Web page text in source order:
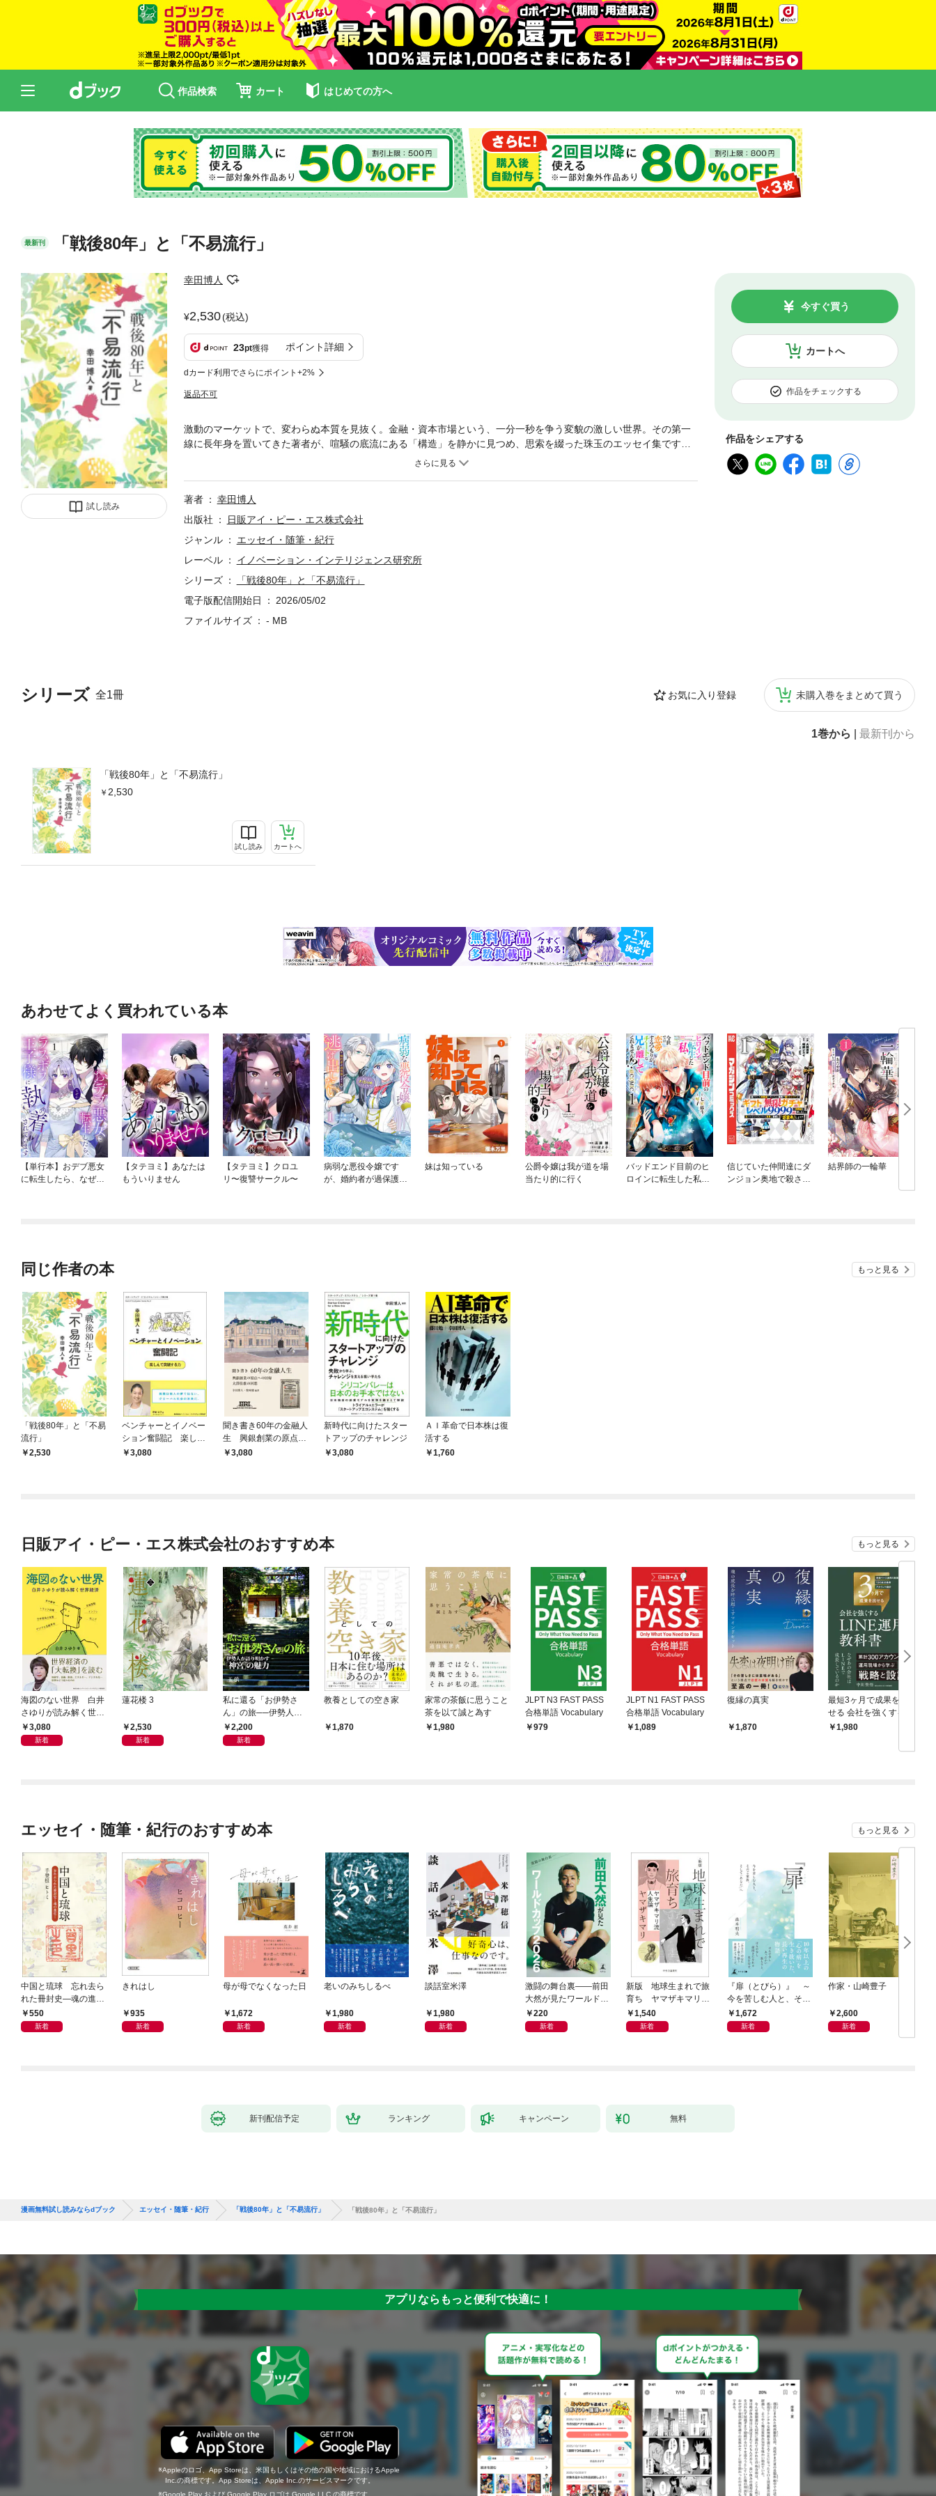
作品検索 カート はじめての方へ
最新刊 「戦後80年」と「不易流行」
試し読み
幸田博人
2,530(税込)
23pt獲得 ポイント詳細
dカード利用でさらにポイント+2%
返品不可
カートへ
今すぐ買う
作品をチェックする
作品をシェアする
シリーズ 全1冊 お気に入り登録 未購入巻をまとめて買う
1巻から 最新刊から
「戦後80年」と「不易流行」
2,530
試し読み カートへ
激動のマーケットで、変わらぬ本質を見抜く。金融・資本市場という、一分一秒を争う変貌の激しい世界。その第一
線に長年身を置いてきた著者が、喧騒の底流にある「構造」を静かに見つめ、思索を綴った珠玉のエッセイ集です。
本書の軸となるのは、俳聖・松尾芭蕉が唱えた理念「不易流行（ふえきりゅうこう）」。 目まぐるしく変化する「流
東洋の俳諧精神が交差する、知の地平です。金融・資本市場の第一線に身を置いてきた著者が、歴史、経済論、名著
を取り上げながら、読者に対して「変わるべきもの」と「守るべきもの」を問いかけます。金融・経済のプロフェッ
長を志す日本への確かな示唆が詰まった一冊です。【本書の構成】第1章「学び」の意味と意義から考える第2章 身辺
雑記から考える第3章「記憶」と「記録」から考える第4章 ＳＮＳの意味することから考える第5章「学ばれる？」立
場の日本を考える第6章 雑感から
著者
幸田博人
出版社
日販アイ・ピー・エス株式会社
ジャンル
エッセイ・随筆・紀行
レーベル
イノベーション・インテリジェンス研究所
シリーズ
「戦後80年」と「不易流行」
電子版配信開始日
2026/05/02
ファイルサイズ
- MB
あわせてよく買われている本
【単行本】おデブ悪女
に転生したら、なぜか
【タテヨミ】あなたは
もういりません
【タテヨミ】クロユ
リ〜復讐サークル〜
病弱な悪役令嬢です
が、婚約者が過保護す
妹は知っている
公爵令嬢は我が道を場
当たり的に行く
バッドエンド目前のヒ
ロインに転生した私、
信じていた仲間達にダ
ンジョン奥地で殺され
結界師の一輪華
同じ作者の本 もっと見る
「戦後80年」と「不易
流行」
2,530
ベンチャーとイノベー
ション奮闘記 楽しん
で突破する力
3,080
聞き書き60年の金融人
生 興銀創業の原点へ
の回帰 大澤佳雄の回
3,080
新時代に向けたスター
トアップのチャレンジ
3,080
ＡＩ革命で日本株は復
活する
1,760
日販アイ・ピー・エス株式会社のおすすめ本 もっと見る
海図のない世界 白井
さゆりが読み解く世界
経済3,080
新着
蓮花楼 3
2,530
新着
私に還る「お伊勢さ
ん」の旅──伊勢人が
語り明かす「神宮」の
魅力
2,200
新着
教養としての空き家
1,870
家常の茶飯に思うこと
茶を以て誠と為す
1,980
JLPT N3 FAST PASS
合格単語 Vocabulary
979
JLPT N1 FAST PASS
合格単語 Vocabulary
1,089
復縁の真実
1,870
最短3ヶ月で成果を出
せる 会社を強くする LI
NE運用の教科書
1,980
エッセイ・随筆・紀行のおすすめ本 もっと見る
中国と琉球 忘れ去ら
れた冊封史―魂の進化
―550
新着
きれはし
935
新着
母が母でなくなった日
1,672
新着
老いのみちしるべ
1,980
新着
談話室米澤
1,980
新着
激闘の舞台裏――前田
大然が見たワールドカ
ップ2026
220
新着
新版 地球生まれで旅
育ち ヤマザキマリ流
人生論
1,540
新着
『扉（とびら）』 ～
今を苦しむ人と、その
ご家族、そして「あな
た」へ～
1,672
新着
作家・山崎豊子
2,600
新着
新刊配信予定 ランキング キャンペーン 無料
漫画無料試し読みならdブック エッセイ・随筆・紀行 「戦後80年」と「不易流行」 「戦後80年」と「不易流行」
アプリならもっと便利で快適に！
Appleのロゴ、App Storeは、米国もしくはその他の国や地域におけるApple
Inc.の商標です。App Storeは、Apple Inc.のサービスマークです。
Google Play および Google Play ロゴは Google LLC の商標です。